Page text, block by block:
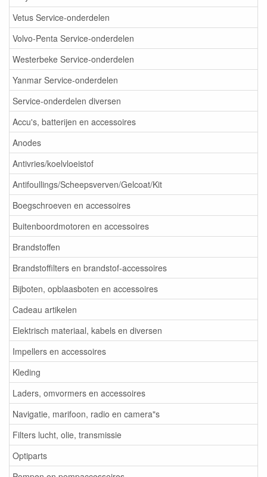
Vetus Service-onderdelen
Volvo-Penta Service-onderdelen
Westerbeke Service-onderdelen
Yanmar Service-onderdelen
Service-onderdelen diversen
Accu's, batterijen en accessoires
Anodes
Antivries/koelvloeistof
Antifoullings/Scheepsverven/Gelcoat/Kit
Boegschroeven en accessoires
Buitenboordmotoren en accessoires
Brandstoffen
Brandstoffilters en brandstof-accessoires
Bijboten, opblaasboten en accessoires
Cadeau artikelen
Elektrisch materiaal, kabels en diversen
Impellers en accessoires
Kleding
Laders, omvormers en accessoires
Navigatie, marifoon, radio en camera"s
Filters lucht, olie, transmissie
Optiparts